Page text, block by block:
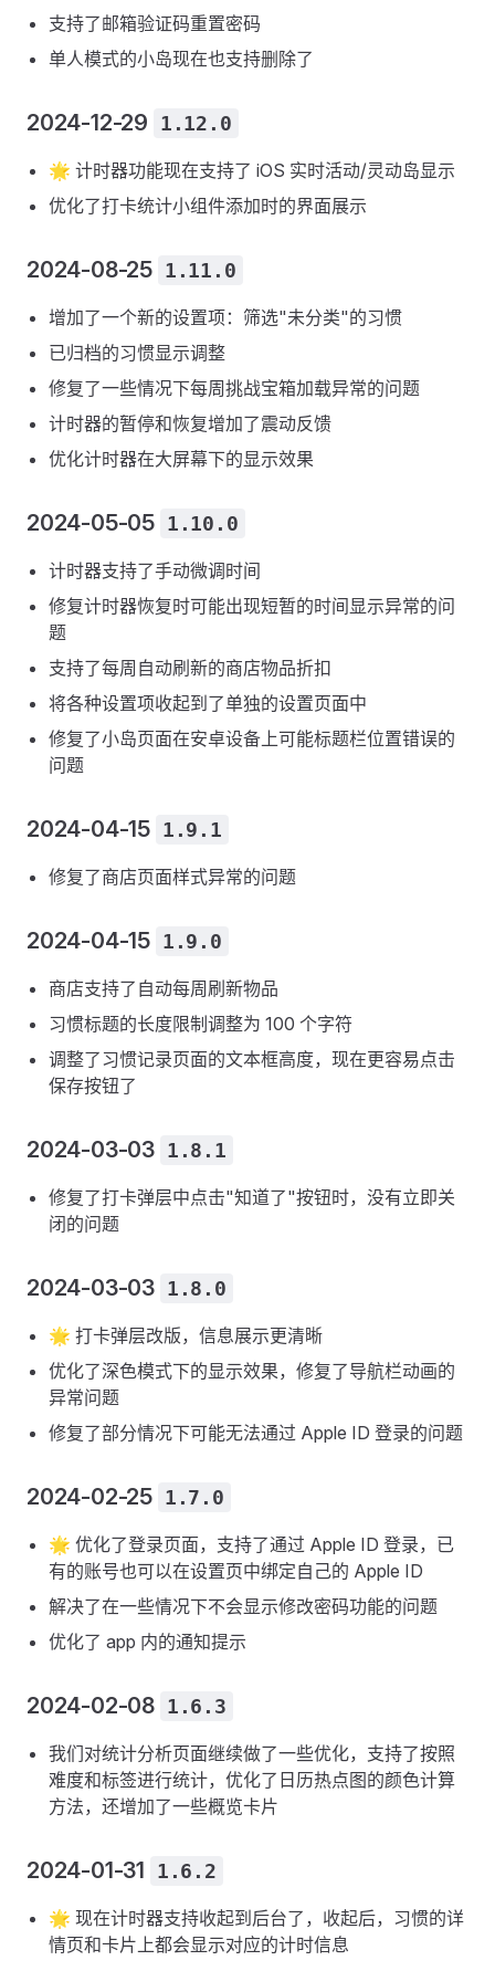
支持了邮箱验证码重置密码
单人模式的小岛现在也支持删除了
2024-12-29 1.12.0
🌟 计时器功能现在支持了 iOS 实时活动/灵动岛显示
优化了打卡统计小组件添加时的界面展示
2024-08-25 1.11.0
增加了一个新的设置项：筛选"未分类"的习惯
已归档的习惯显示调整
修复了一些情况下每周挑战宝箱加载异常的问题
计时器的暂停和恢复增加了震动反馈
优化计时器在大屏幕下的显示效果
2024-05-05 1.10.0
计时器支持了手动微调时间
修复计时器恢复时可能出现短暂的时间显示异常的问
题
支持了每周自动刷新的商店物品折扣
将各种设置项收起到了单独的设置页面中
修复了小岛页面在安卓设备上可能标题栏位置错误的
问题
2024-04-15 1.9.1
修复了商店页面样式异常的问题
2024-04-15 1.9.0
商店支持了自动每周刷新物品
习惯标题的长度限制调整为 100 个字符
调整了习惯记录页面的文本框高度，现在更容易点击
保存按钮了
2024-03-03 1.8.1
修复了打卡弹层中点击"知道了"按钮时，没有立即关
闭的问题
2024-03-03 1.8.0
🌟 打卡弹层改版，信息展示更清晰
优化了深色模式下的显示效果，修复了导航栏动画的
异常问题
修复了部分情况下可能无法通过 Apple ID 登录的问题
2024-02-25 1.7.0
🌟 优化了登录页面，支持了通过 Apple ID 登录，已
有的账号也可以在设置页中绑定自己的 Apple ID
解决了在一些情况下不会显示修改密码功能的问题
优化了 app 内的通知提示
2024-02-08 1.6.3
我们对统计分析页面继续做了一些优化，支持了按照
难度和标签进行统计，优化了日历热点图的颜色计算
方法，还增加了一些概览卡片
2024-01-31 1.6.2
🌟 现在计时器支持收起到后台了，收起后，习惯的详
情页和卡片上都会显示对应的计时信息